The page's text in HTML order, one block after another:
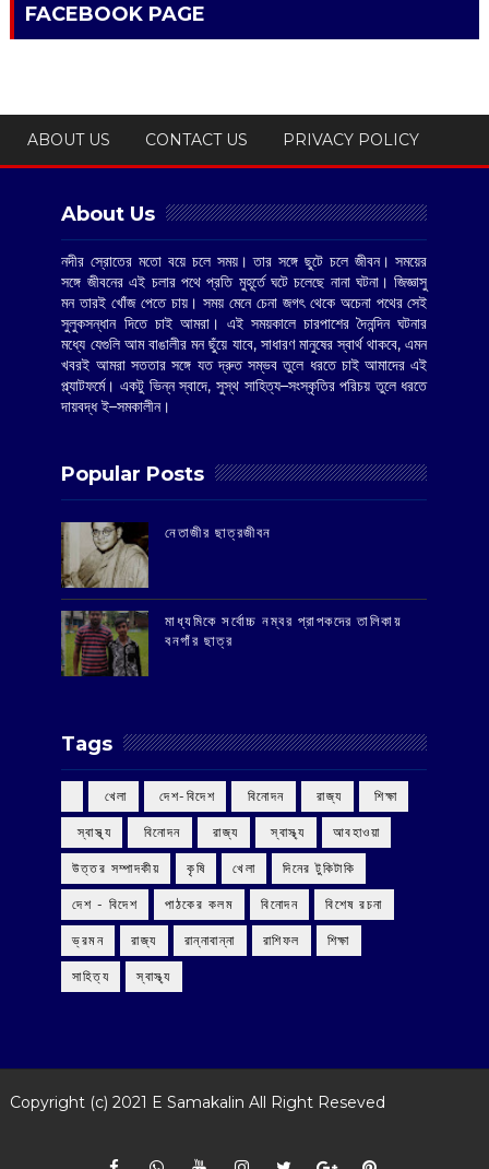
FACEBOOK PAGE
ABOUT US CONTACT US PRIVACY POLICY
About Us
নদীর স্রোতের মতো বয়ে চলে সময়। তার সঙ্গে ছুটে চলে জীবন। সময়ের
সঙ্গে জীবনের এই চলার পথে প্রতি মুহূর্তে ঘটে চলেছে নানা ঘটনা। জিজ্ঞাসু
মন তারই খোঁজ পেতে চায়। সময় মেনে চেনা জগৎ থেকে অচেনা পথের সেই
সুলুকসন্ধান দিতে চাই আমরা। এই সময়কালে চারপাশের দৈনন্দিন ঘটনার
মধ্যে যেগুলি আম বাঙালীর মন ছুঁয়ে যাবে, সাধারণ মানুষের স্বার্থ থাকবে, এমন
খবরই আমরা সততার সঙ্গে যত দ্রুত সম্ভব তুলে ধরতে চাই আমাদের এই
প্ল্যাটফর্মে। একটু ভিন্ন স্বাদে, সুস্থ সাহিত্য–সংস্কৃতির পরিচয় তুলে ধরতে
দায়বদ্ধ ই–সমকালীন।
Popular Posts
‌নেতাজীর ছাত্রজীবন
মাধ্যমিকে সর্বোচ্চ নম্বর প্রাপকদের তালিকায়
বনগাঁর ছাত্র
Tags
‌ খেলা ‌ দেশ-বিদেশ ‌ বিনোদন ‌ রাজ্য ‌ শিক্ষা
‌ স্বাস্থ্য ‌ বিনোদন ‌ রাজ্য ‌ স্বাস্থ্য আবহাওয়া
উত্তর সম্পাদকীয় কৃষি খেলা দিনের টুকিটাকি
দেশ - বিদেশ পাঠকের কলম বিনোদন বিশেষ রচনা
ভ্রমন রাজ্য রান্নাবান্না রাশিফল শিক্ষা
সাহিত্য স্বাস্থ্য
Copyright (c) 2021 E Samakalin All Right Reseved